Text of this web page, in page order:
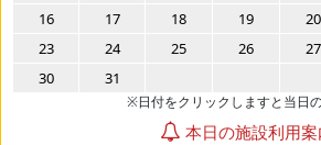
16
17 18 19 20
23
24 25 26 27
30
31
※日付をクリックしますと当日
本日の施設利用案